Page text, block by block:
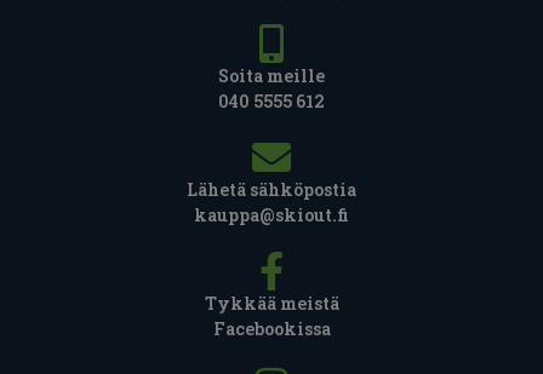
Soita meille
040 5555 612
Lähetä sähköpostia
kauppa@skiout.fi
Tykkää meistä
Facebookissa